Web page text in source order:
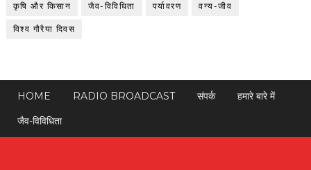
कृषि और किसान जैव-विविधिता पर्यावरण वन्य-जीव
विश्व गौरैया दिवस
HOME RADIO BROADCAST संपर्क
हमारे बारे में
जैव-विविधिता